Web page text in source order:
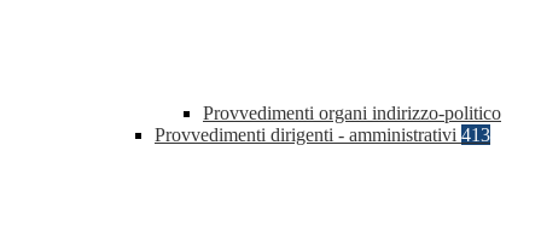
Provvedimenti organi indirizzo-politico
Provvedimenti dirigenti - amministrativi 413